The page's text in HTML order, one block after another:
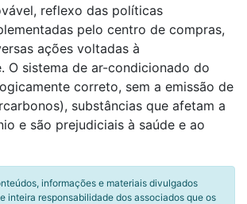
reflexo das políticas
pelo centro de compras,
ações voltadas à
O sistema de ar-condicionado do
correto, sem a emissão de
substâncias que afetam a
e são prejudiciais à saúde e ao
informações e materiais divulgados
inteira responsabilidade dos associados que os